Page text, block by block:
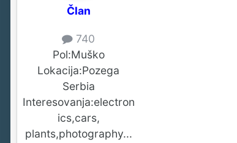
Član
740
Pol:Muško
Lokacija:Pozega
Serbia
Interesovanja:electron
ics,cars,
plants,photography...